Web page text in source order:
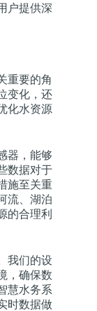
户提供深
重要的角
变化，还
化水资源
器，能够
数据对于
施至关重
流、湖泊
的合理利
我们的设
，确保数
慧水务系
时数据做